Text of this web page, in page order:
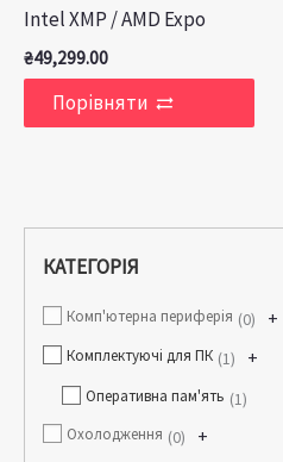
КАТЕГОРІЯ
Комп'ютерна периферія +
0
Комплектуючі для ПК +
1
Оперативна пам'ять 1
Охолодження +
0
Intel XMP / AMD Expo
₴49,299.00
Порівняти